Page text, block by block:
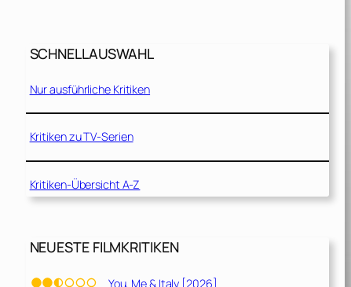
SCHNELLAUSWAHL
Nur ausführliche Kritiken
Kritiken zu TV-Serien
Kritiken-Übersicht A-Z
NEUESTE FILMKRITIKEN
You, Me & Italy [2026]